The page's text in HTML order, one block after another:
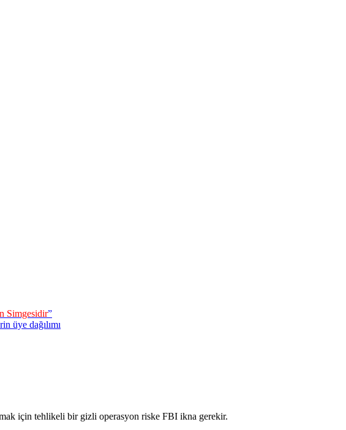
Simgesidir”
üye dağılımı
için tehlikeli bir gizli operasyon riske FBI ikna gerekir.